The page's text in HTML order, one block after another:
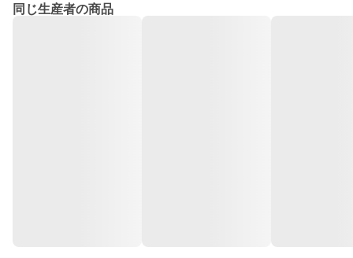
同じ生産者の商品